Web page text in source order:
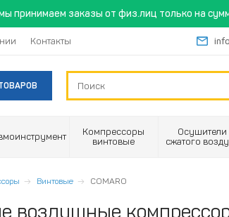
принимаем заказы от физ.лиц только на
Контакты
Компрессоры
винтовые
Осушители
сжатого
Винтовые COMARO
воздушные